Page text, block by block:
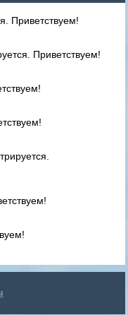
Приветствуем!
Приветствуем!